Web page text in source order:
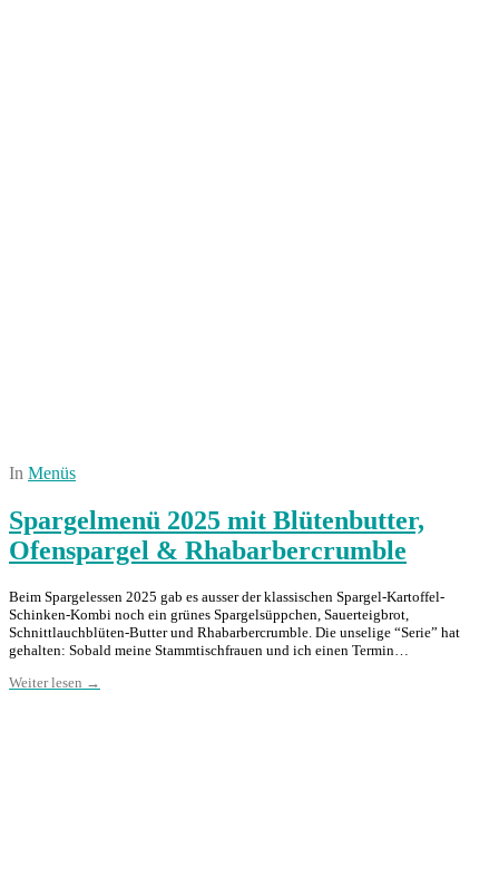
In Menüs
Spargelmenü 2025 mit Blütenbutter,
Ofenspargel & Rhabarbercrumble
Beim Spargelessen 2025 gab es ausser der klassischen Spargel-Kartoffel-
Schinken-Kombi noch ein grünes Spargelsüppchen, Sauerteigbrot,
Schnittlauchblüten-Butter und Rhabarbercrumble. Die unselige “Serie” hat
gehalten: Sobald meine Stammtischfrauen und ich einen Termin…
Weiter lesen →